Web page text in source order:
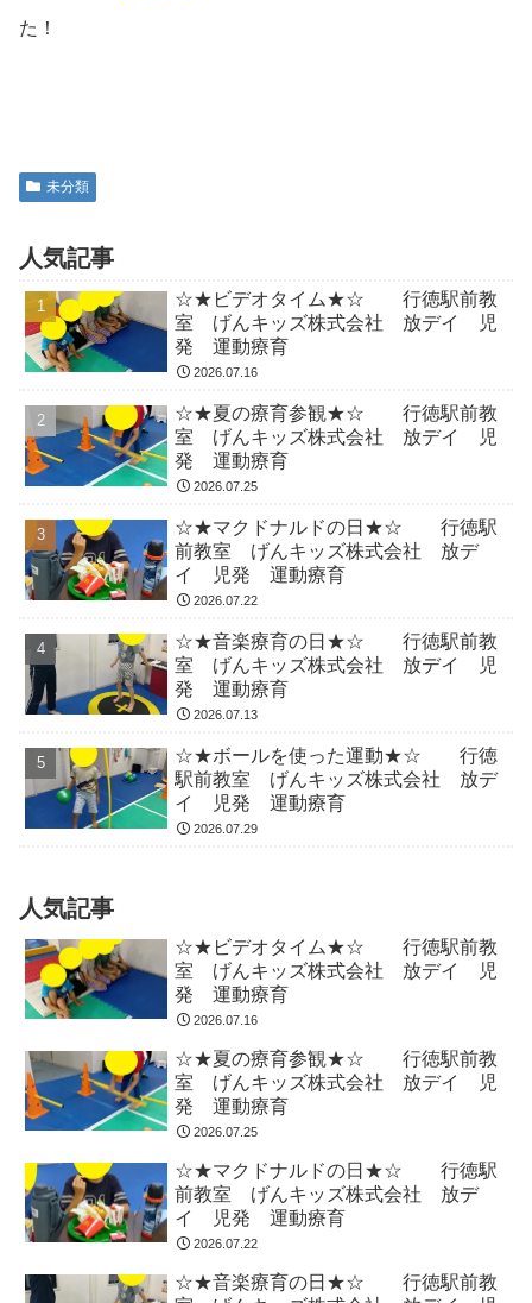
た！
未分類
人気記事
☆★ビデオタイム★☆ 行徳駅前教
室 げんキッズ株式会社 放デイ 児
発 運動療育
2026.07.16
☆★夏の療育参観★☆ 行徳駅前教
室 げんキッズ株式会社 放デイ 児
発 運動療育
2026.07.25
☆★マクドナルドの日★☆ 行徳駅
前教室 げんキッズ株式会社 放デ
イ 児発 運動療育
2026.07.22
☆★音楽療育の日★☆ 行徳駅前教
室 げんキッズ株式会社 放デイ 児
発 運動療育
2026.07.13
☆★ボールを使った運動★☆ 行徳
駅前教室 げんキッズ株式会社 放デ
イ 児発 運動療育
2026.07.29
人気記事
☆★ビデオタイム★☆ 行徳駅前教
室 げんキッズ株式会社 放デイ 児
発 運動療育
2026.07.16
☆★夏の療育参観★☆ 行徳駅前教
室 げんキッズ株式会社 放デイ 児
発 運動療育
2026.07.25
☆★マクドナルドの日★☆ 行徳駅
前教室 げんキッズ株式会社 放デ
イ 児発 運動療育
2026.07.22
☆★音楽療育の日★☆ 行徳駅前教